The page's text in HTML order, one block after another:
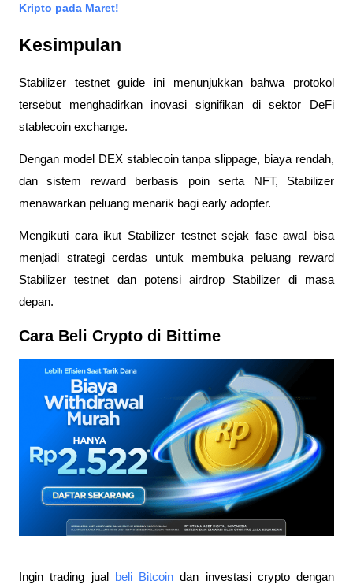
Kripto pada Maret!
Kesimpulan
Stabilizer testnet guide ini menunjukkan bahwa protokol
tersebut menghadirkan inovasi signifikan di sektor DeFi
stablecoin exchange.
Dengan model DEX stablecoin tanpa slippage, biaya rendah,
dan sistem reward berbasis poin serta NFT, Stabilizer
menawarkan peluang menarik bagi early adopter.
Mengikuti cara ikut Stabilizer testnet sejak fase awal bisa
menjadi strategi cerdas untuk membuka peluang reward
Stabilizer testnet dan potensi airdrop Stabilizer di masa
depan.
Cara Beli Crypto di Bittime
Ingin trading jual beli Bitcoin dan investasi crypto dengan